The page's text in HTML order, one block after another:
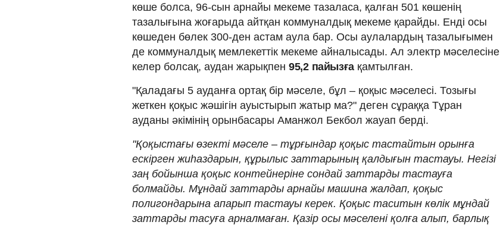
көше болса, 96-сын арнайы мекеме тазаласа, қалған 501 көшенің
тазалығына жоғарыда айтқан коммуналдық мекеме қарайды. Енді осы
көшеден бөлек 300-ден астам аула бар. Осы аулалардың тазалығымен
де коммуналдық мемлекеттік мекеме айналысады. Ал электр мәселесіне
келер болсақ, аудан жарықпен 95,2 пайызға қамтылған.
"Қаладағы 5 ауданға ортақ бір мәселе, бұл – қоқыс мәселесі. Тозығы
жеткен қоқыс жәшігін ауыстырып жатыр ма?" деген сұраққа Тұран
ауданы әкімінің орынбасары Аманжол Бекбол жауап берді.
"Қоқыстағы өзекті мәселе – тұрғындар қоқыс тастайтын орынға
ескірген жиһаздарын, құрылыс заттарының қалдығын тастауы. Негізі
заң бойынша қоқыс контейнеріне сондай заттарды тастауға
болмайды. Мұндай заттарды арнайы машина жалдап, қоқыс
полигондарына апарып тастауы керек. Қоқыс таситын көлік мұндай
заттарды тасуға арналмаған. Қазір осы мәселені қолға алып, барлық